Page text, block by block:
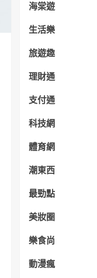
海棠遊
生活樂
旅遊趣
理財通
支付通
科技網
體育網
潮東西
最勁點
美妝圈
樂食尚
動漫瘋